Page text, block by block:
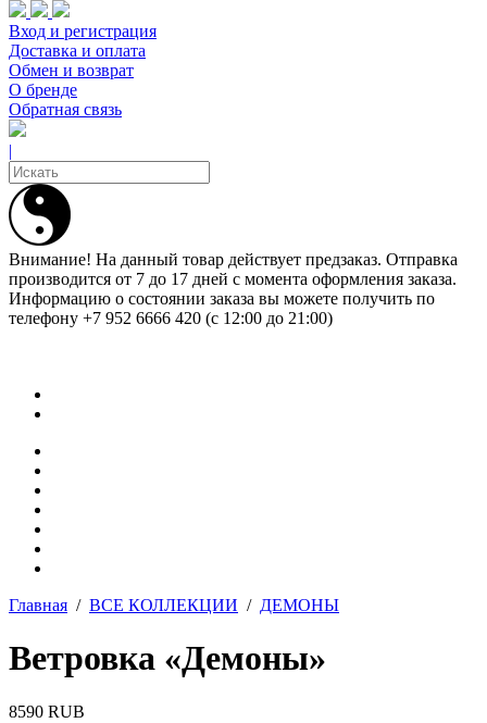
Вход и регистрация
Доставка и оплата
Обмен и возврат
О бренде
Обратная связь
|
Внимание! На данный товар действует предзаказ. Отправка
производится от 7 до 17 дней с момента оформления заказа.
Информацию о состоянии заказа вы можете получить по
телефону +7 952 6666 420 (с 12:00 до 21:00)
Главная / ВСЕ КОЛЛЕКЦИИ / ДЕМОНЫ
Ветровка «Демоны»
8590 RUB